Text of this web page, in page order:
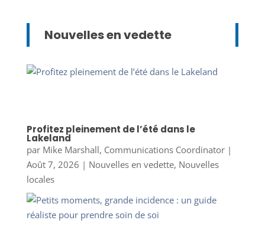
Nouvelles en vedette
Profitez pleinement de l’été dans le
Lakeland
par Mike Marshall, Communications Coordinator|
Août 7, 2026 | Nouvelles en vedette, Nouvelles
locales